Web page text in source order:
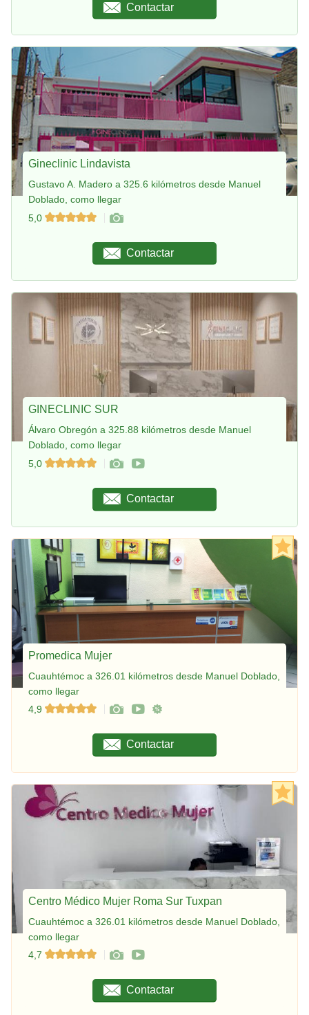
Contactar
Gineclinic Lindavista
Gustavo A. Madero a 325.6 kilómetros desde Manuel
Doblado, como llegar
5,0
Contactar
GINECLINIC SUR
Álvaro Obregón a 325.88 kilómetros desde Manuel
Doblado, como llegar
5,0
Contactar
Promedica Mujer
Cuauhtémoc a 326.01 kilómetros desde Manuel Doblado,
como llegar
4,9
Contactar
Centro Médico Mujer Roma Sur Tuxpan
Cuauhtémoc a 326.01 kilómetros desde Manuel Doblado,
como llegar
4,7
Contactar